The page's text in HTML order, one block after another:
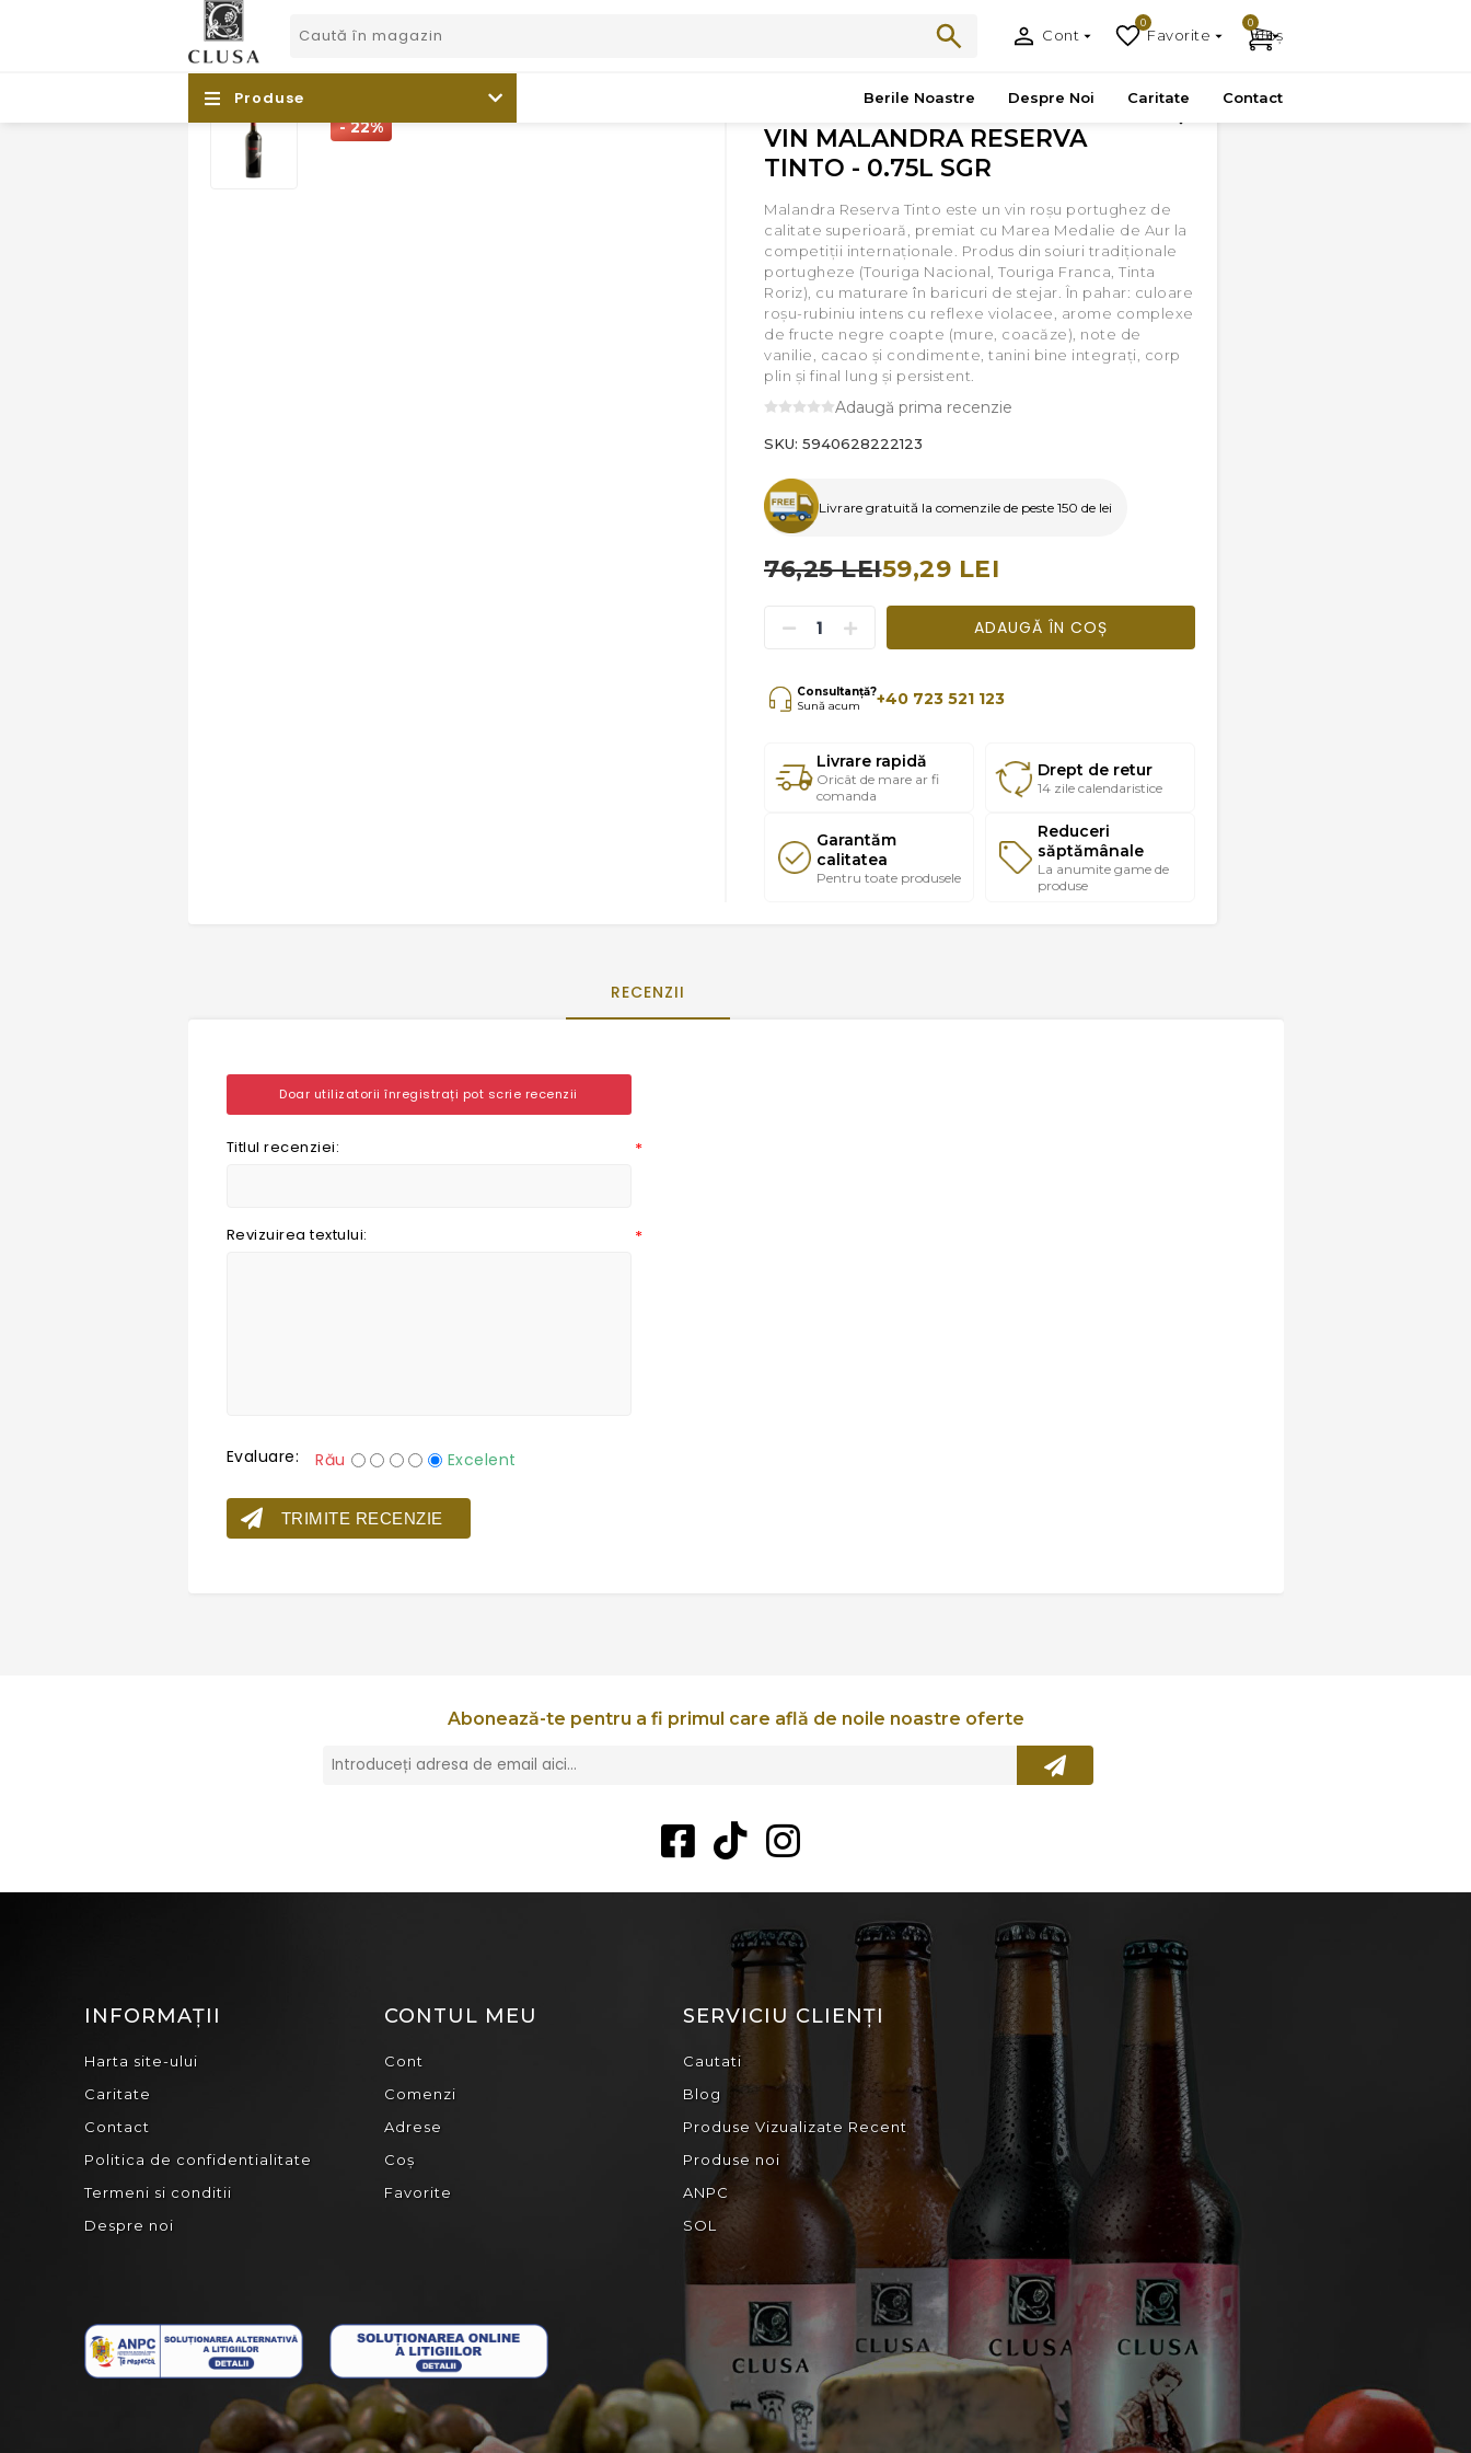
Cont Favorite
0
Coș
0
Berile Noastre Despre Noi Caritate Contact
Produse
VIN MALANDRA RESERVA TINTO - 0.75L SGR
- 22%
VIN MALANDRA RESERVA
TINTO - 0.75L SGR
Malandra Reserva Tinto este un vin roșu portughez de
calitate superioară, premiat cu Marea Medalie de Aur la
competiții internaționale. Produs din soiuri tradiționale
portugheze (Touriga Nacional, Touriga Franca, Tinta
Roriz), cu maturare în baricuri de stejar. În pahar: culoare
roșu-rubiniu intens cu reflexe violacee, arome complexe
de fructe negre coapte (mure, coacăze), note de
vanilie, cacao și condimente, tanini bine integrați, corp
plin și final lung și persistent.
Adaugă prima recenzie
SKU: 5940628222123
Livrare gratuită la comenzile de peste 150 de lei
76,25 LEI59,29 LEI
ADAUGĂ ÎN COȘ
Consultanță?
Sună acum
+40 723 521 123
Livrare rapidă
Oricât de mare ar fi
comanda
Drept de retur
14 zile calendaristice
Garantăm
calitatea
Pentru toate produsele
Reduceri
săptămânale
La anumite game de
produse
RECENZII
Doar utilizatorii înregistrați pot scrie recenzii
Titlul recenziei: *
Revizuirea textului: *
Evaluare: Rău Excelent
TRIMITE RECENZIE
Abonează-te pentru a fi primul care află de noile noastre oferte
INFORMAȚII
Harta site-ului
Caritate
Contact
Politica de confidentialitate
Termeni si conditii
Despre noi
CONTUL MEU
Cont
Comenzi
Adrese
Coș
Favorite
SERVICIU CLIENȚI
Cautati
Blog
Produse Vizualizate Recent
Produse noi
ANPC
SOL